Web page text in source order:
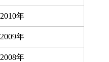
2010年
2009年
2008年